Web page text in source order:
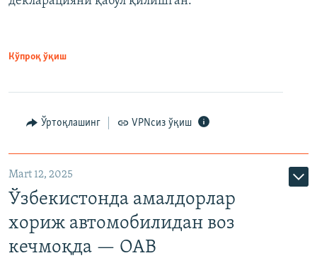
Кўпроқ ўқиш
Ўртоқлашинг VPNсиз ўқиш
Mart 12, 2025
Ўзбекистонда амалдорлар
хориж автомобилидан воз
кечмоқда — ОАВ